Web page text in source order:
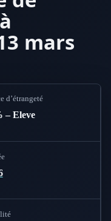
mars
d’étrangeté
– Eleve